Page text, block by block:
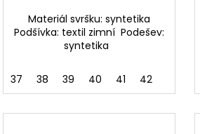
Materiál svršku: syntetika
Podšívka: textil zimní Podešev:
syntetika
37 38 39 40 41 42